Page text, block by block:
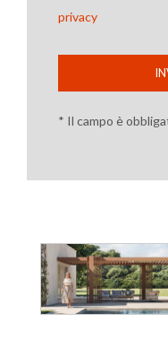
privacy
* Il campo è